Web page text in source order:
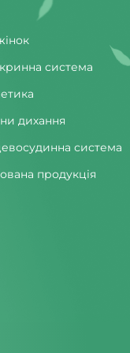
система
дихання
система
продукція